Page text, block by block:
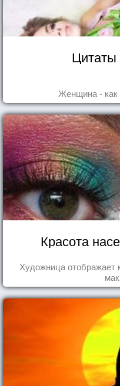
Женщина - как
Красота
Художница